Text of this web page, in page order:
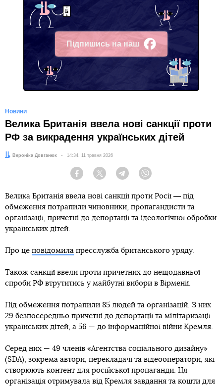
Підпишись на наш
Facebook
Новини
Велика Британія ввела нові санкції проти
РФ за викрадення українських дітей
Автор:Вероніка Довганюк Дата:
14:34, 11 травня 2026
Facebook Twitter Telegram
Велика Британія ввела нові санкції проти Росії — під
обмеження потрапили чиновники, пропагандисти та
організації, причетні до депортації та ідеологічної обробки
українських дітей.
Про це повідомила пресслужба британського уряду.
Також санкції ввели проти причетних до нещодавньої
спроби РФ втрутитись у майбутні вибори в Вірменії.
Під обмеження потрапили 85 людей та організацій. З них
29 безпосередньо причетні до депортації та мілітаризації
українських дітей, а 56 — до інформаційної війни Кремля.
Серед них — 49 членів «Агентства соціального дизайну»
(SDA), зокрема автори, перекладачі та відеооператори, які
створюють контент для російської пропаганди. Ця
організація отримувала від Кремля завдання та кошти для